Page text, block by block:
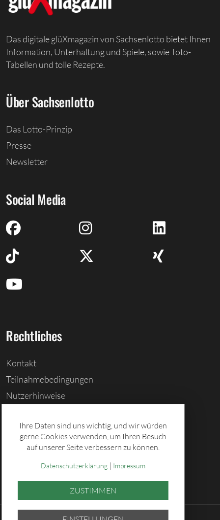
Das digitale glüXmagazin von Sachsenlotto bietet Ihnen
Information, Unterhaltung und Spiele, sowie Toto-
Tabellen und tolle Rezepte.
Über Sachsenlotto
Das Lotto-Prinzip
Presse
Newsletter
Social Media
Rechtliches
Kontakt
Teilnahmebedingungen
Nutzerhinweise
Cookies löschen
Datenschutz
Ihre Daten sind uns wichtig, und wir würden
gerne Cookies verwenden, um Ihren Besuch
auf unserer Seite verbessern zu können.
Datenschutzerklärung| Impressum
ZUSTIMMEN